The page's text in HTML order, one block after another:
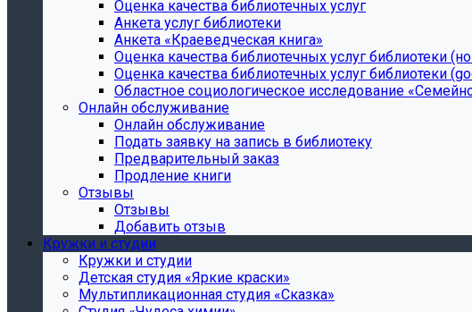
Оценка качества библиотечных услуг
Анкета услуг библиотеки
Анкета «Краеведческая книга»
Oценка качества библиотечных услуг библиотеки
Oценка качества библиотечных услуг библиотеки
Областное социологическое исследование
Онлайн обслуживание
Онлайн обслуживание
Подать заявку на запись в библиотеку
Предварительный заказ
Продление книги
Отзывы
Отзывы
Добавить отзыв
Кружки и студии
Кружки и студии
Детская студия «Яркие краски»
Мультипликационная студия «Сказка»